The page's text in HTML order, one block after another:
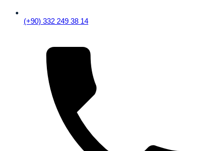
(+90) 332 249 38 14